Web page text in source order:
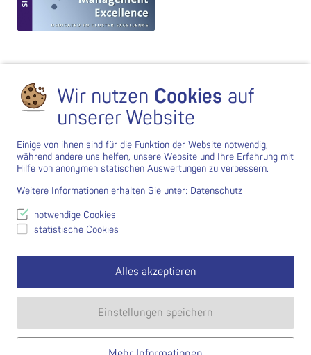
Wir nutzen Cookies auf
unserer Website
Einige von ihnen sind für die Funktion der Website notwendig,
während andere uns helfen, unsere Website und Ihre Erfahrung mit
Hilfe von anonymen statischen Auswertungen zu verbessern.
Weitere Informationen erhalten Sie unter: Datenschutz
notwendige Cookies
statistische Cookies
Alles akzeptieren
Einstellungen speichern